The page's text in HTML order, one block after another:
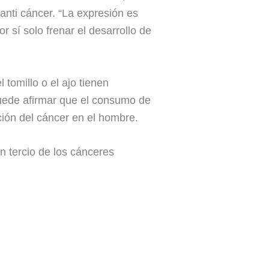
cáncer. “La expresión es
sí solo frenar el desarrollo de
tomillo o el ajo tienen
afirmar que el consumo de
del cáncer en el hombre.
tercio de los cánceres